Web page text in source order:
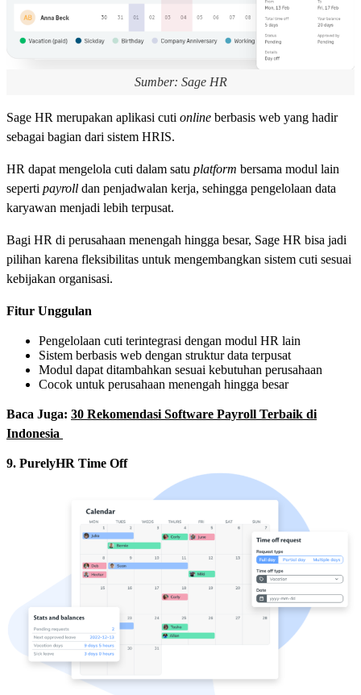
Sumber: Sage HR
Sage HR merupakan aplikasi cuti online berbasis web yang hadir
sebagai bagian dari sistem HRIS.
HR dapat mengelola cuti dalam satu platform bersama modul lain
seperti payroll dan penjadwalan kerja, sehingga pengelolaan data
karyawan menjadi lebih terpusat.
Bagi HR di perusahaan menengah hingga besar, Sage HR bisa jadi
pilihan karena fleksibilitas untuk mengembangkan sistem cuti sesuai
kebijakan organisasi.
Fitur Unggulan
Pengelolaan cuti terintegrasi dengan modul HR lain
Sistem berbasis web dengan struktur data terpusat
Modul dapat ditambahkan sesuai kebutuhan perusahaan
Cocok untuk perusahaan menengah hingga besar
Baca Juga: 30 Rekomendasi Software Payroll Terbaik di
Indonesia
9. PurelyHR Time Off